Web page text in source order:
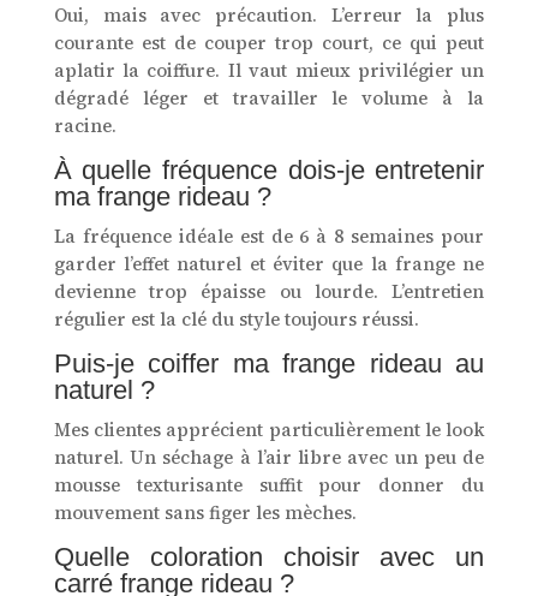
Oui, mais avec précaution. L’erreur la plus
courante est de couper trop court, ce qui peut
aplatir la coiffure. Il vaut mieux privilégier un
dégradé léger et travailler le volume à la
racine.
À quelle fréquence dois-je entretenir
ma frange rideau ?
La fréquence idéale est de 6 à 8 semaines pour
garder l’effet naturel et éviter que la frange ne
devienne trop épaisse ou lourde. L’entretien
régulier est la clé du style toujours réussi.
Puis-je coiffer ma frange rideau au
naturel ?
Mes clientes apprécient particulièrement le look
naturel. Un séchage à l’air libre avec un peu de
mousse texturisante suffit pour donner du
mouvement sans figer les mèches.
Quelle coloration choisir avec un
carré frange rideau ?